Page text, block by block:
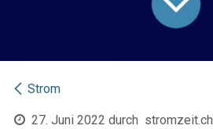
Strom
27. Juni 2022 durch stromzeit.ch